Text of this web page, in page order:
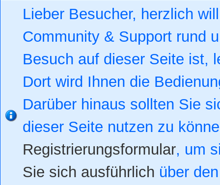
Lieber Besucher, herzlich
Community & Support rund
Besuch auf dieser Seite ist,
Dort wird Ihnen die
Darüber hinaus sollten Sie
dieser Seite nutzen zu
Registrierungsformular, um
Sie sich ausführlich über